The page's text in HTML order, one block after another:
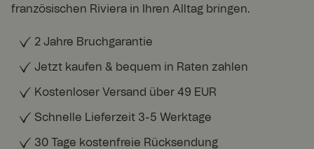
französischen Riviera in Ihren Alltag bringen.
2 Jahre Bruchgarantie
Jetzt kaufen & bequem in Raten zahlen
Kostenloser Versand über 49 EUR
Schnelle Lieferzeit 3-5 Werktage
30 Tage kostenfreie Rücksendung